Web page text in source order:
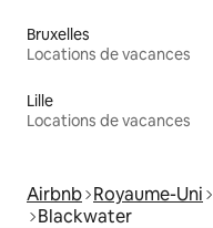
Bruxelles
Locations de vacances
Lille
Locations de vacances
Airbnb Royaume-Uni
Blackwater